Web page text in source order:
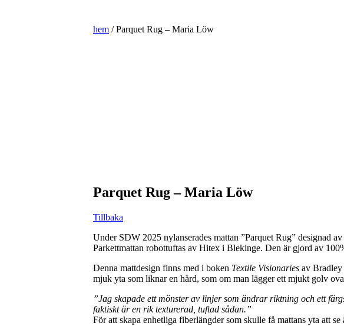
hem / Parquet Rug – Maria Löw
Parquet Rug – Maria Löw
Tillbaka
Under SDW 2025 nylanserades mattan ”Parquet Rug” designad
Parkettmattan robottuftas av Hitex i Blekinge. Den är gjord av
Denna mattdesign finns med i boken Textile Visionaries av
mjuk yta som liknar en hård, som om man lägger ett mjukt golv
”Jag skapade ett mönster av linjer som ändrar riktning och ett
faktiskt är en rik texturerad, tuftad sådan.”
För att skapa enhetliga fiberlängder som skulle få mattans yta att